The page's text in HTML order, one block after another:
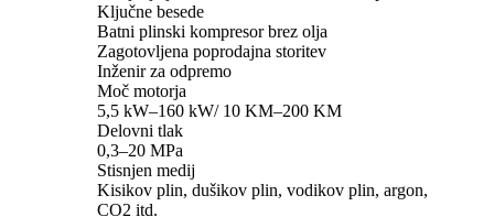
Ključne besede
Batni plinski kompresor brez olja
Zagotovljena poprodajna storitev
Inženir za odpremo
Moč motorja
5,5 kW–160 kW/ 10 KM–200 KM
Delovni tlak
0,3–20 MPa
Stisnjen medij
Kisikov plin, dušikov plin, vodikov plin, argon,
CO2 itd.